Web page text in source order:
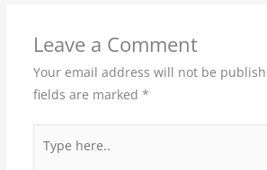
Leave a Comment
Your email address will not be
fields are marked *
here..